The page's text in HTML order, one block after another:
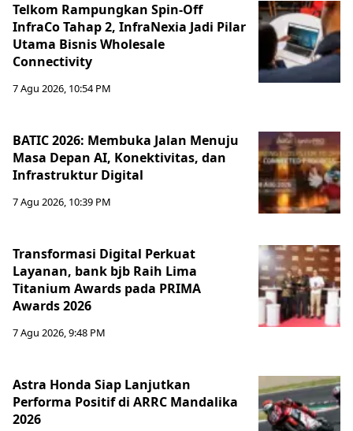
Telkom Rampungkan Spin-Off
InfraCo Tahap 2, InfraNexia Jadi Pilar
Utama Bisnis Wholesale
Connectivity
7 Agu 2026, 10:54 PM
BATIC 2026: Membuka Jalan Menuju
Masa Depan AI, Konektivitas, dan
Infrastruktur Digital
7 Agu 2026, 10:39 PM
Transformasi Digital Perkuat
Layanan, bank bjb Raih Lima
Titanium Awards pada PRIMA
Awards 2026
7 Agu 2026, 9:48 PM
Astra Honda Siap Lanjutkan
Performa Positif di ARRC Mandalika
2026